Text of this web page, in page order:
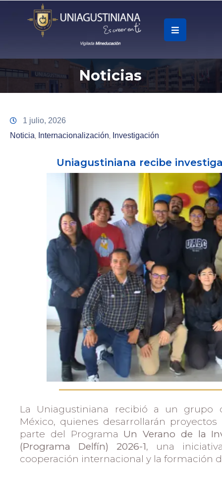
Accesos
Universidad
Investigaciones
Noticias
1 julio, 2026
Noticia‚ Internacionalización‚ Investigación
Uniagustiniana recibe
La Uniagustiniana recibió a un grupo
México, quienes desarrollarán
parte del Programa Un Verano de la
(Programa Delfín) 2026-1, una
cooperación internacional y la formación